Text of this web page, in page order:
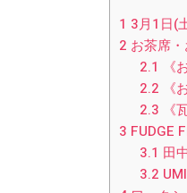
1 3月1日(
2 お茶席
2.1
《
2.2 《
2.3 《
3 FUDGE
3.1 田
3.2